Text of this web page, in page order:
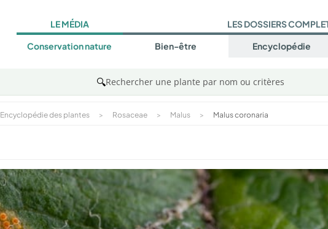
LE MÉDIA
Conservation nature
LES DOSSIERS
Bien-être Encyclopédie
🔍Rechercher une plante par nom ou critères
Encyclopédie des plantes > Rosaceae > Malus > Malus coronaria